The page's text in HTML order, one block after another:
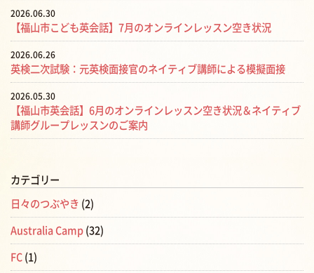
2026.06.30
【福山市こども英会話】7月のオンラインレッスン空き状況
2026.06.26
英検二次試験：元英検面接官のネイティブ講師による模擬面接
2026.05.30
【福山市英会話】6月のオンラインレッスン空き状況＆ネイティブ
講師グループレッスンのご案内
カテゴリー
日々のつぶやき (2)
Australia Camp (32)
FC (1)